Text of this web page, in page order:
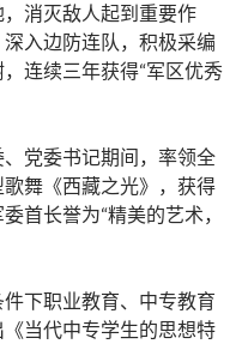
消灭敌人起到重要作
入边防连队，积极采编
连续三年获得“军区优秀
党委书记期间，率领全
舞《西藏之光》，获得
首长誉为“精美的艺术，
下职业教育、中专教育
当代中专学生的思想特